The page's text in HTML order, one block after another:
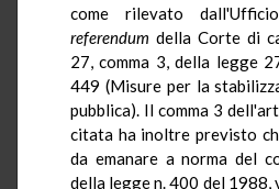
come rilevato
referendum della Corte di
27, comma 3, della legge
449 (Misure per la
pubblica). Il comma 3
citata ha inoltre previsto
da emanare a norma del
della legge n. 400 del 1988,